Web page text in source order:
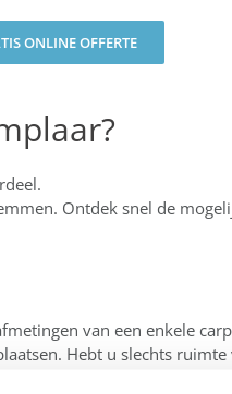
ONLINE OFFERTE
Ontdek snel de
van een enkele
Hebt u slechts
een garage spelen een